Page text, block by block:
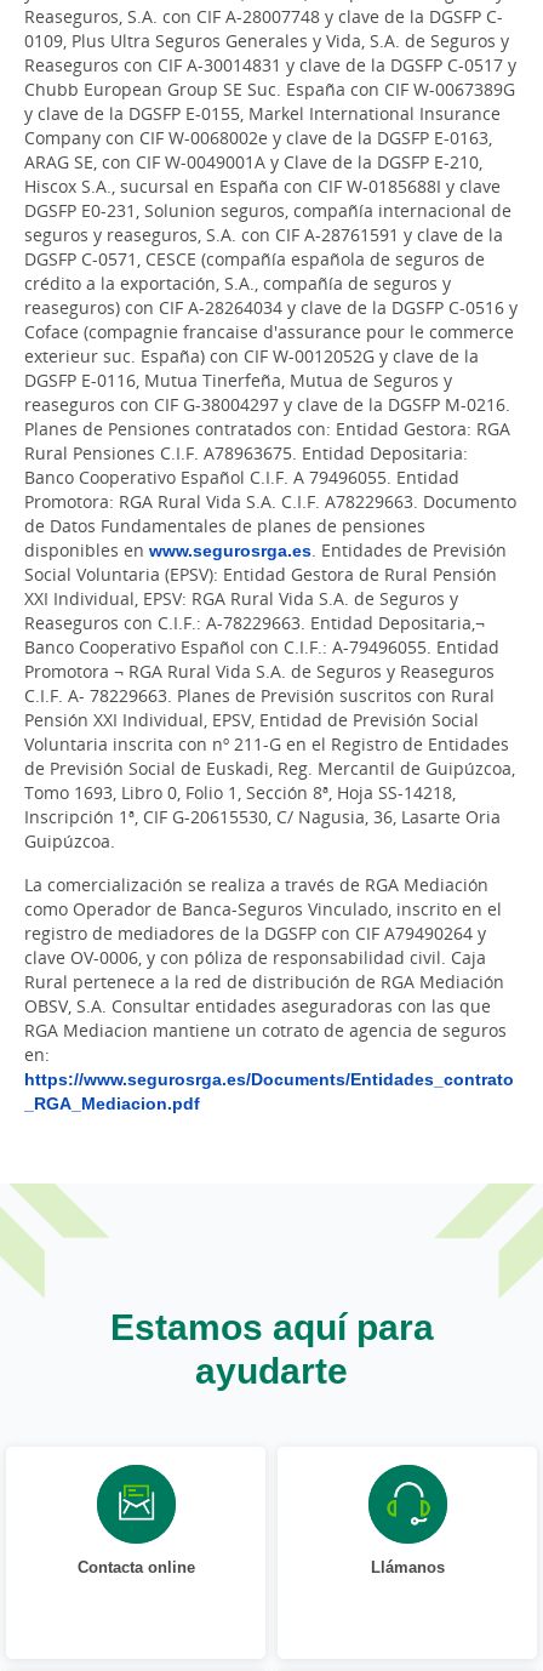
Reaseguros, S.A. con CIF A-28007748 y clave de la DGSFP C-
0109, Plus Ultra Seguros Generales y Vida, S.A. de Seguros y
Reaseguros con CIF A-30014831 y clave de la DGSFP C-0517 y
Chubb European Group SE Suc. España con CIF W-0067389G
y clave de la DGSFP E-0155, Markel International Insurance
Company con CIF W-0068002e y clave de la DGSFP E-0163,
ARAG SE, con CIF W-0049001A y Clave de la DGSFP E-210,
Hiscox S.A., sucursal en España con CIF W-0185688I y clave
DGSFP E0-231, Solunion seguros, compañía internacional de
seguros y reaseguros, S.A. con CIF A-28761591 y clave de la
DGSFP C-0571, CESCE (compañía española de seguros de
crédito a la exportación, S.A., compañía de seguros y
reaseguros) con CIF A-28264034 y clave de la DGSFP C-0516 y
Coface (compagnie francaise d'assurance pour le commerce
exterieur suc. España) con CIF W-0012052G y clave de la
DGSFP E-0116, Mutua Tinerfeña, Mutua de Seguros y
reaseguros con CIF G-38004297 y clave de la DGSFP M-0216.
Planes de Pensiones contratados con: Entidad Gestora: RGA
Rural Pensiones C.I.F. A78963675. Entidad Depositaria:
Banco Cooperativo Español C.I.F. A 79496055. Entidad
Promotora: RGA Rural Vida S.A. C.I.F. A78229663. Documento
de Datos Fundamentales de planes de pensiones
disponibles en www.segurosrga.es. Entidades de Previsión
Social Voluntaria (EPSV): Entidad Gestora de Rural Pensión
XXI Individual, EPSV: RGA Rural Vida S.A. de Seguros y
Reaseguros con C.I.F.: A-78229663. Entidad Depositaria,¬
Banco Cooperativo Español con C.I.F.: A-79496055. Entidad
Promotora ¬ RGA Rural Vida S.A. de Seguros y Reaseguros
C.I.F. A- 78229663. Planes de Previsión suscritos con Rural
Pensión XXI Individual, EPSV, Entidad de Previsión Social
Voluntaria inscrita con nº 211-G en el Registro de Entidades
de Previsión Social de Euskadi, Reg. Mercantil de Guipúzcoa,
Tomo 1693, Libro 0, Folio 1, Sección 8ª, Hoja SS-14218,
Inscripción 1ª, CIF G-20615530, C/ Nagusia, 36, Lasarte Oria
Guipúzcoa.
La comercialización se realiza a través de RGA Mediación
como Operador de Banca-Seguros Vinculado, inscrito en el
registro de mediadores de la DGSFP con CIF A79490264 y
clave OV-0006, y con póliza de responsabilidad civil. Caja
Rural pertenece a la red de distribución de RGA Mediación
OBSV, S.A. Consultar entidades aseguradoras con las que
RGA Mediacion mantiene un cotrato de agencia de seguros
en:
https://www.segurosrga.es/Documents/Entidades_contrato
_RGA_Mediacion.pdf
Estamos aquí para
ayudarte
Contacta online Llámanos